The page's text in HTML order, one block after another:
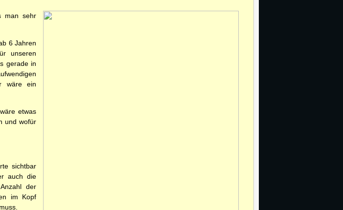
man sehr
6 Jahren
unseren
gerade in
wäre ein
etwas
und wofür
sichtbar
auch die
der
im Kopf